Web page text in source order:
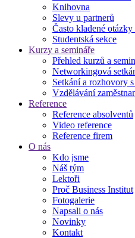
Knihovna
Slevy u partnerů
Často kladené
Studentská sekce
Kurzy a semináře
Přehled kurzů a
Networkingová
Setkání a rozhovory
Vzdělávání
Reference
Reference absolventů
Video reference
Reference firem
O nás
Kdo jsme
Náš tým
Lektoři
Proč Business Institut
Fotogalerie
Napsali o nás
Novinky
Kontakt